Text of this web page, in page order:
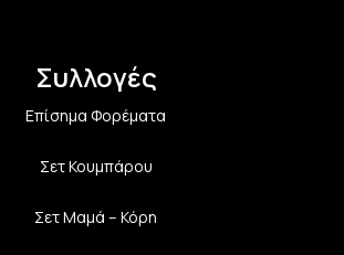
Συλλογές
Επίσημα Φορέματα
Σετ Κουμπάρου
Σετ Μαμά – Κόρη